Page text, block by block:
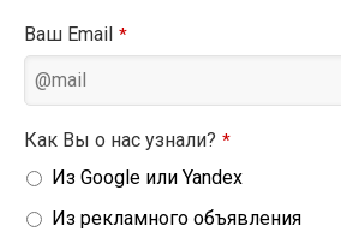
Ваш Email *
Как Вы о нас узнали? *
Из Google или Yandex
Из рекламного объявления